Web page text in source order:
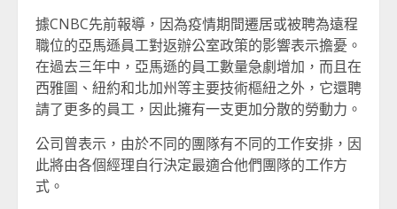
據CNBC先前報導，因為疫情期間遷居或被聘為遠程
職位的亞馬遜員工對返辦公室政策的影響表示擔憂。
在過去三年中，亞馬遜的員工數量急劇增加，而且在
西雅圖、紐約和北加州等主要技術樞紐之外，它還聘
請了更多的員工，因此擁有一支更加分散的勞動力。
公司曾表示，由於不同的團隊有不同的工作安排，因
此將由各個經理自行決定最適合他們團隊的工作方
式。